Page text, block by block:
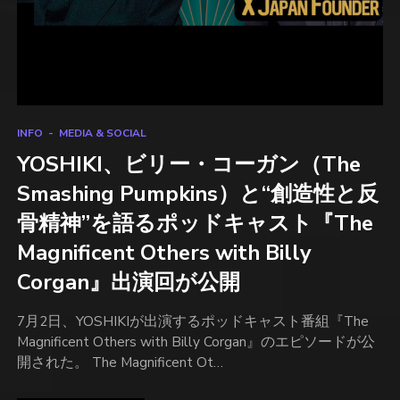
INFO MEDIA & SOCIAL
YOSHIKI、ビリー・コーガン（The
Smashing Pumpkins）と“創造性と反
骨精神”を語るポッドキャスト『The
Magnificent Others with Billy
Corgan』出演回が公開
7月2日、YOSHIKIが出演するポッドキャスト番組『The
Magnificent Others with Billy Corgan』のエピソードが公
開された。 The Magnificent Ot…